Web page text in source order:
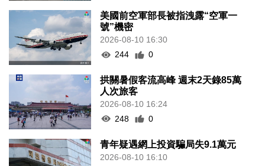
美國前空軍部長被指洩露“空軍一
號”機密
2026-08-10 16:30
244
0
拱關暑假客流高峰 週末2天錄85萬
人次旅客
2026-08-10 16:24
248
0
青年疑遇網上投資騙局失9.1萬元
2026-08-10 16:10